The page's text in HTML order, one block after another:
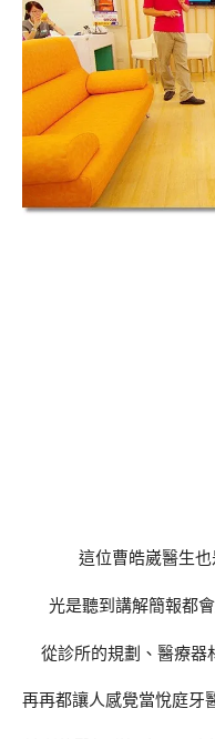
這位曹皓崴醫生也
光是聽到講解簡報都
從診所的規劃、醫療器
再再都讓人感覺當悅庭牙